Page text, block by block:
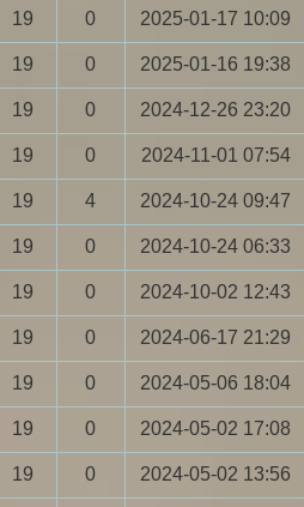
19 0 2025-01-17 10:09
19 0 2025-01-16 19:38
19 0 2024-12-26 23:20
19 0 2024-11-01 07:54
19 4 2024-10-24 09:47
19 0 2024-10-24 06:33
19 0 2024-10-02 12:43
19 0 2024-06-17 21:29
19 0 2024-05-06 18:04
19 0 2024-05-02 17:08
19 0 2024-05-02 13:56